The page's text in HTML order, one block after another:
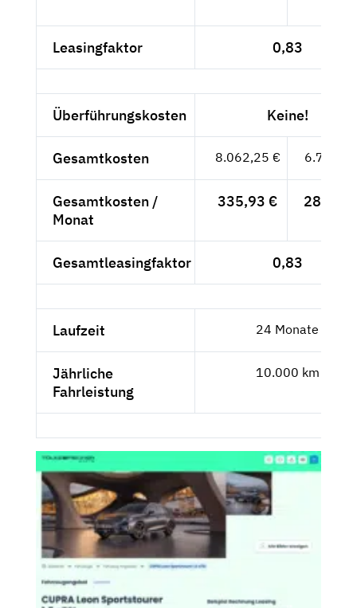
Leasingfaktor 0,83
Überführungskosten Keine!
Gesamtkosten 8.062,25 € 6.775,--
Gesamtkosten /
Monat
335,93 € 282,29
Gesamtleasingfaktor 0,83
Laufzeit 24 Monate
Jährliche
Fahrleistung
10.000 km